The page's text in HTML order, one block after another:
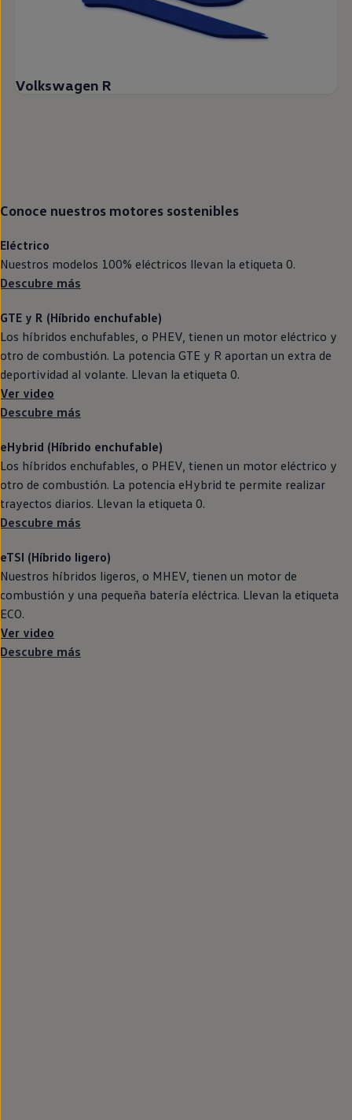
Volkswagen R
Conoce nuestros motores sostenibles
Eléctrico
Nuestros modelos 100% eléctricos llevan la etiqueta 0.
Descubre más
GTE y R (Híbrido enchufable)
Los híbridos enchufables, o PHEV, tienen un motor eléctrico y
otro de combustión. La potencia GTE y R aportan un extra de
deportividad al volante. Llevan la etiqueta 0.
Ver video
Descubre más
eHybrid (Híbrido enchufable)
Los híbridos enchufables, o PHEV, tienen un motor eléctrico y
otro de combustión. La potencia eHybrid te permite realizar
trayectos diarios. Llevan la etiqueta 0.
Descubre más
eTSI (Híbrido ligero)
Nuestros híbridos ligeros, o MHEV, tienen un motor de
combustión y una pequeña batería eléctrica. Llevan la etiqueta
ECO.
Ver video
Descubre más